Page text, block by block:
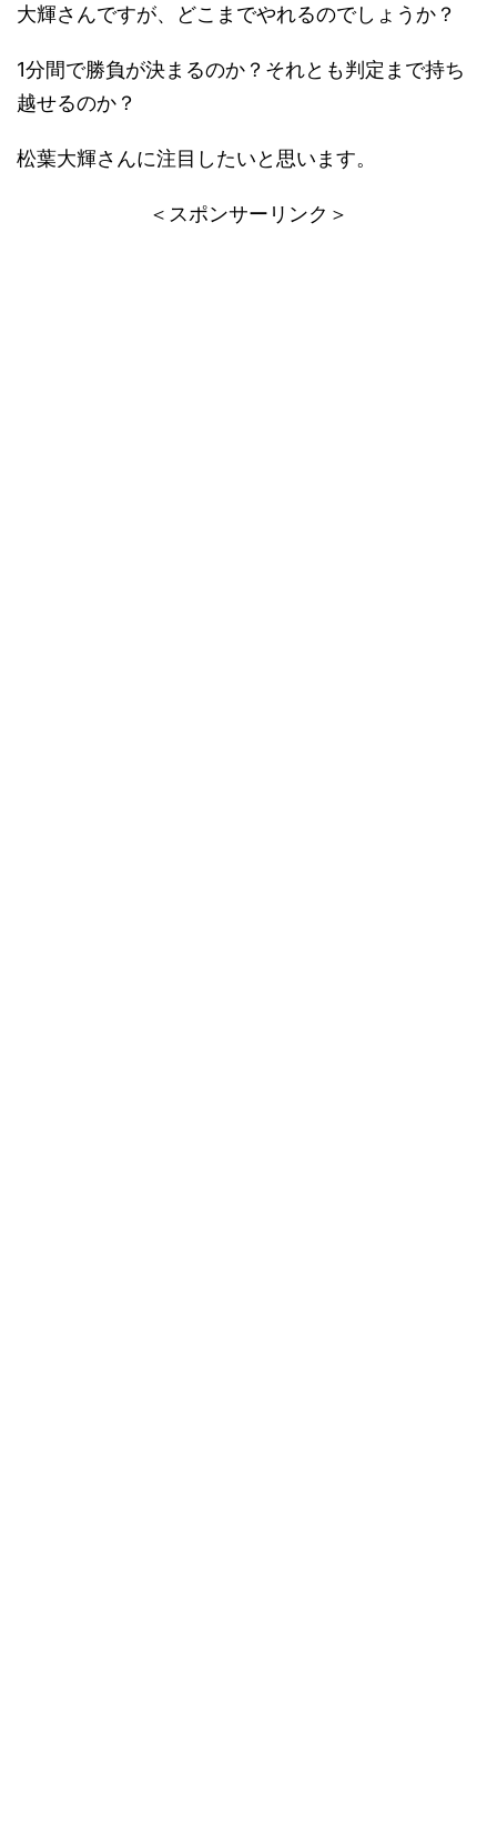
大輝さんですが、どこまでやれるのでしょうか？
1分間で勝負が決まるのか？それとも判定まで持ち
越せるのか？
松葉大輝さんに注目したいと思います。
＜スポンサーリンク＞